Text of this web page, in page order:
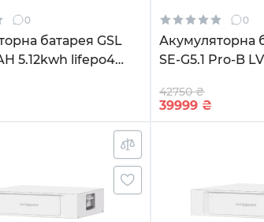
0
батарея GSL
5.12kwh lifepo4
0
Акумуляторна
SE-G5.1 Pro-B
42750 ₴
39999 ₴